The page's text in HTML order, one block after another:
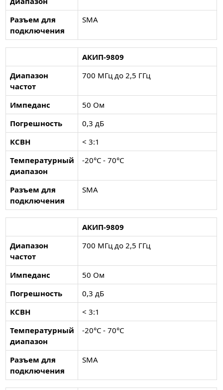
Разъем для
подключения
SMA
АКИП-9809
Диапазон
частот
700 МГц до 2,5 ГГц
Импеданс
50 Ом
Погрешность
0,3 дБ
КСВН
< 3:1
Температурный
диапазон
-20°С - 70°С
Разъем для
подключения
SMA
АКИП-9809
Диапазон
частот
700 МГц до 2,5 ГГц
Импеданс
50 Ом
Погрешность
0,3 дБ
КСВН
< 3:1
Температурный
диапазон
-20°С - 70°С
Разъем для
подключения
SMA